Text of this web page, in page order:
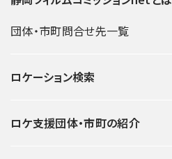
団体・市町問合せ先一覧
ロケーション検索
ロケ支援団体・市町の紹介